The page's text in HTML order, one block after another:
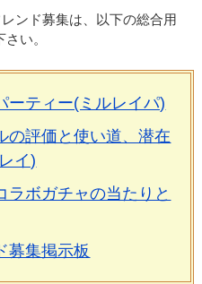
ンド募集は、以下の総合用
い。
ーティー(ミルレイパ)
の評価と使い道、潜在
イ)
ラボガチャの当たりと
募集掲示板